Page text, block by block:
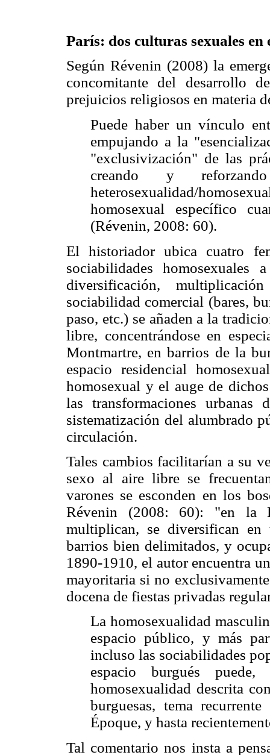
París: dos culturas sexuales en
Según Révenin (2008) la
concomitante del desarrollo
prejuicios religiosos en materia
Puede haber un vínculo
empujando a la
"exclusivización" de las
creando y
heterosexualidad/
homosexual específico
(Révenin, 2008: 60).
El historiador ubica cuatro
sociabilidades
diversificación,
sociabilidad comercial (bares,
paso, etc.) se añaden a la
libre, concentrándose en
Montmartre, en barrios de la
espacio residencial
homosexual y el auge de
las transformaciones
sistematización del alumbrado
circulación.
Tales cambios facilitarían a su
sexo al aire libre se
varones se esconden en los
Révenin (2008: 60): "en la
multiplican, se diversifican en
barrios bien delimitados, y
1890-1910, el autor encuentra
mayoritaria si no
docena de fiestas privadas
La homosexualidad
espacio público, y más
incluso las sociabilidades
espacio burgués
homosexualidad descrita
burguesas, tema
Époque, y hasta
Tal comentario nos insta a